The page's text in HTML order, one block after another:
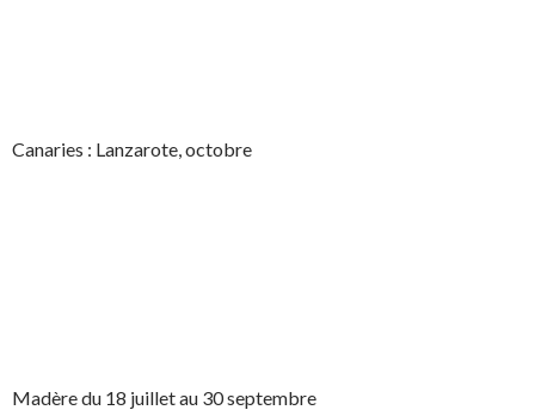
Canaries : Lanzarote, octobre
Madère du 18 juillet au 30 septembre